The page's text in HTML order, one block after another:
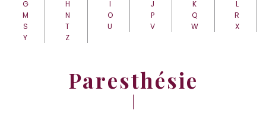
G
H I J K
L
M
N O P Q
R
S
T U V W
X
Y
Z
Paresthésie